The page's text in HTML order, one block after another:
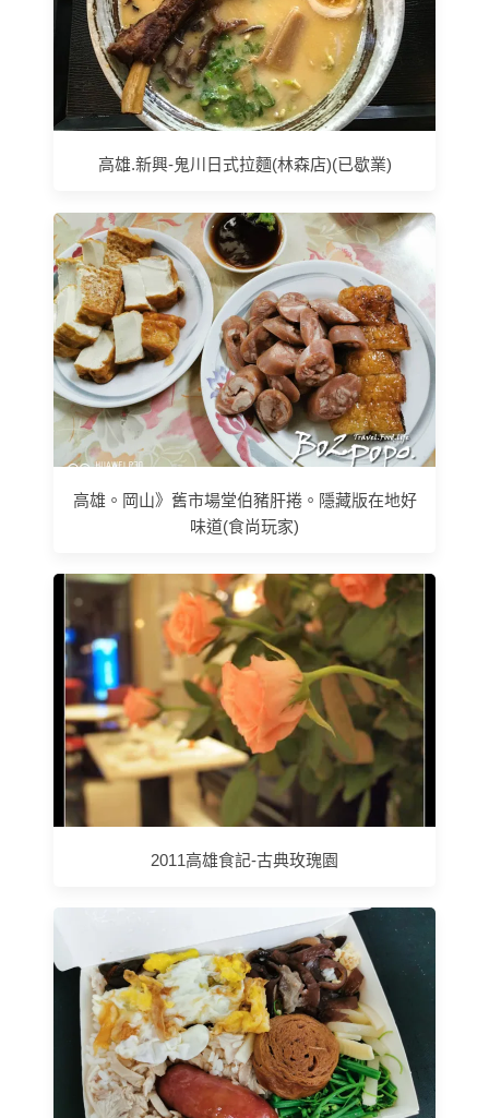
高雄.新興-鬼川日式拉麵(林森店)(已歇業)
高雄。岡山》舊市場堂伯豬肝捲。隱藏版在地好
味道(食尚玩家)
2011高雄食記-古典玫瑰園